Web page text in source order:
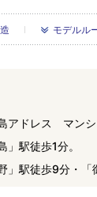
モデルル
アドレス マン
駅徒歩1分。
」駅徒歩9分・「